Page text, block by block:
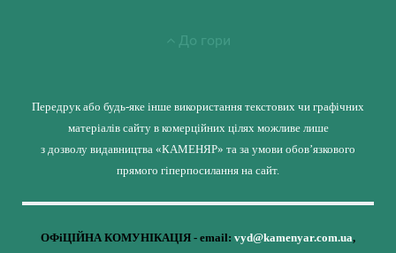
До гори
Передрук або будь-яке інше використання текстових чи графічних
матеріалів сайту в комерційних цілях можливе лише
з дозволу видавництва «КАМЕНЯР» та за умови обов’язкового
прямого гіперпосилання на сайт.
ОФіЦІЙНА КОМУНІКАЦІЯ - email: vyd@kamenyar.com.ua,